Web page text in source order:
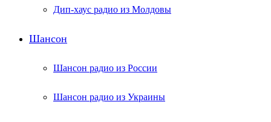
Дип-хаус радио из Молдовы
Шансон
Шансон радио из России
Шансон радио из Украины